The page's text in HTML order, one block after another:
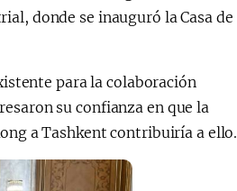
donde se inauguró la Casa de
para la colaboración
su confianza en que la
a Tashkent contribuiría a ello.